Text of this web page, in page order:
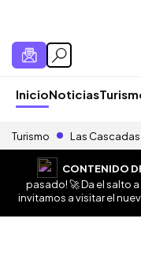
InicioNoticias
Turismo Las Cascadas
CONTENIDO
pasado! 🚀 Da el salto
invitamos a visitar el